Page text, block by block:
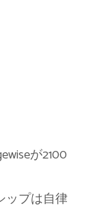
が2100
ップは自律